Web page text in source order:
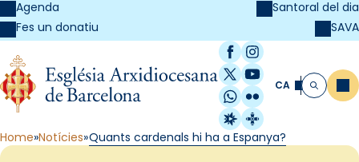
Agenda
Fes un donatiu
Santoral del dia
SAVA
Facebook
Instagram
X / Twitter
YouTube
WhatsApp
Flickr
Radio Estel
Catalunya
CA Cerca
Home Notícies Quants cardenals hi ha a Espanya?